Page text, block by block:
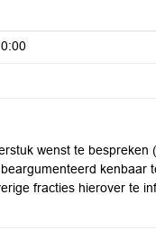
wenst te
kenbaar
fracties hierover te